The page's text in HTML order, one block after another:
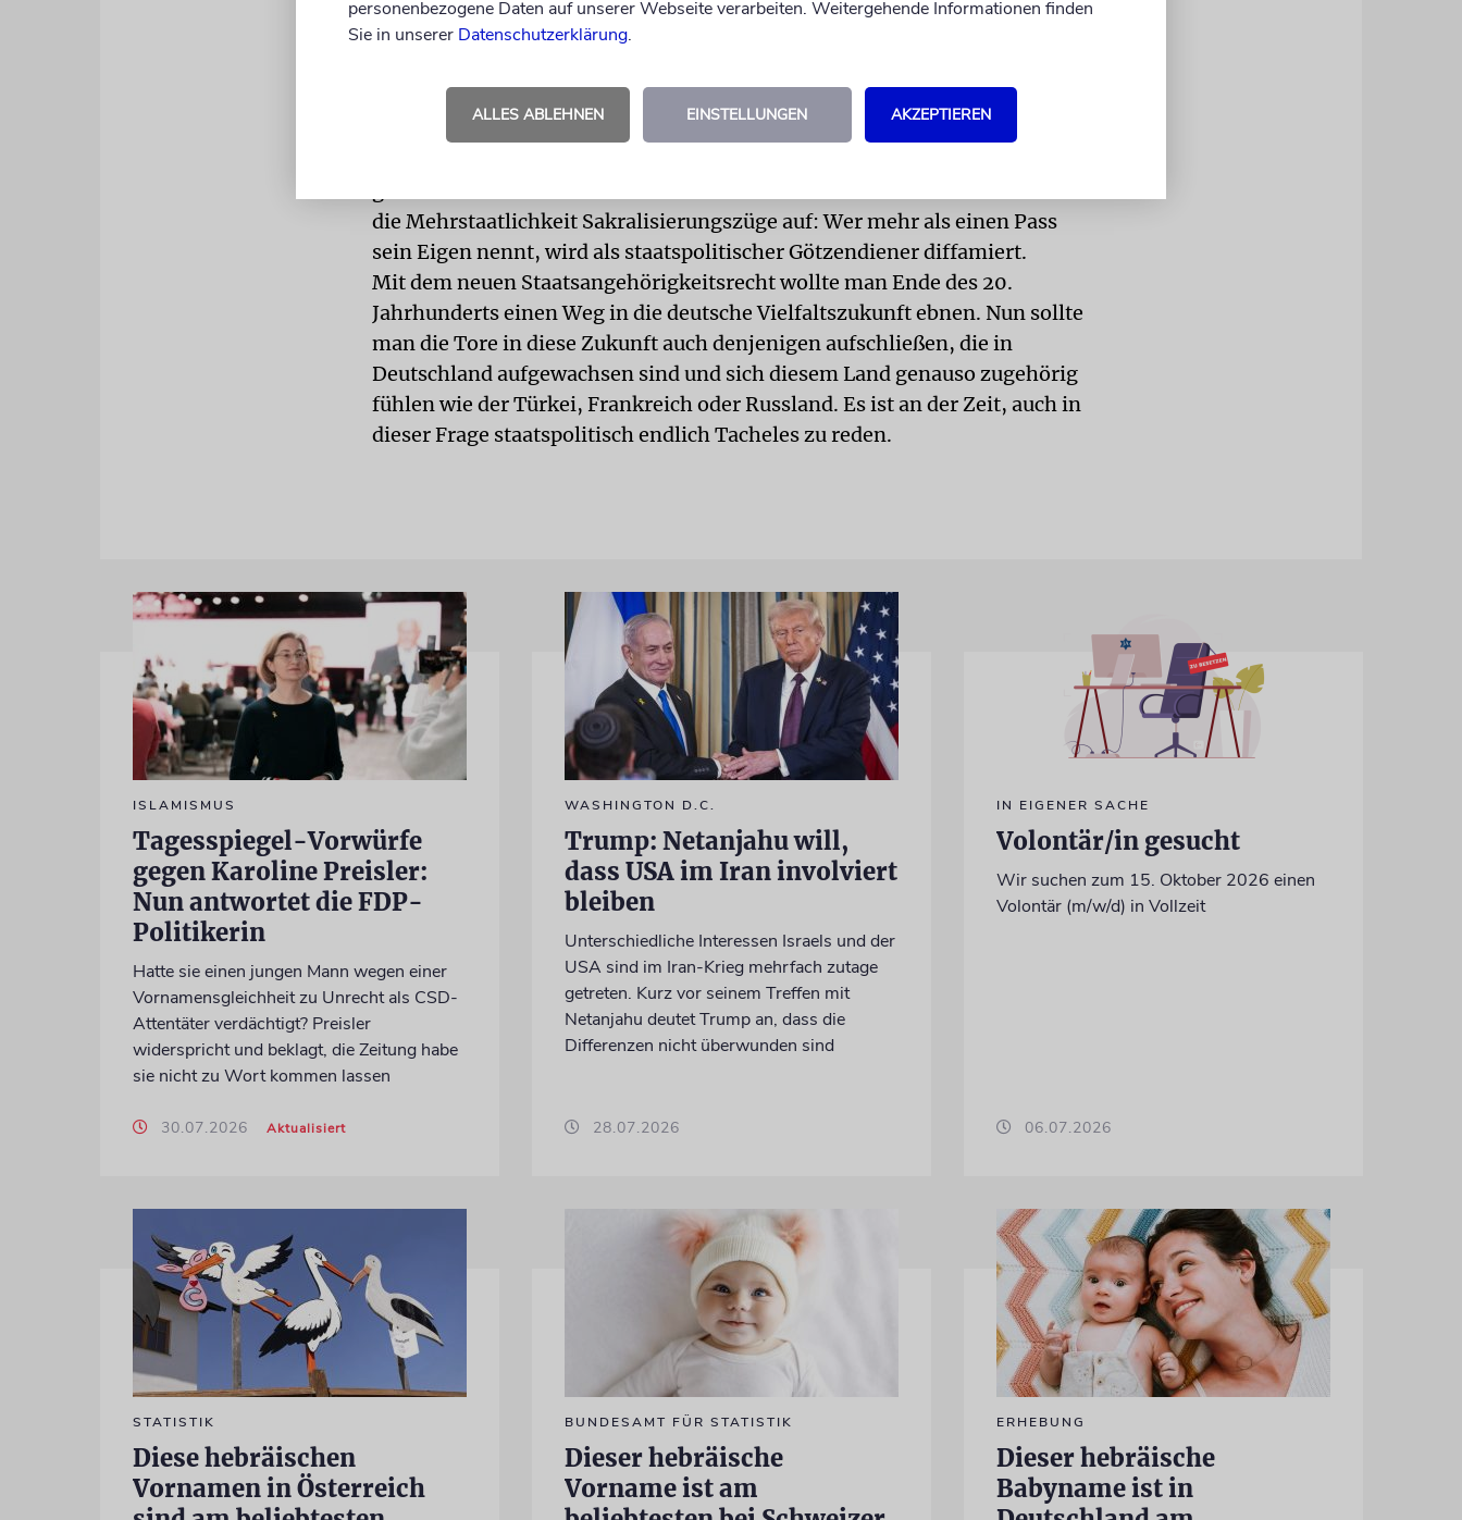
aufgewachsene Ausländerkinder könnten sich erst durch einen Willensakt
zu »echten« Deutschen »entpuppen«, offenbart ein fast mythisch
widerwillig vom Blutprinzip der Staatsangehörigkeit lösen mag.
die Mehrstaatlichkeit Sakralisierungszüge auf: Wer mehr als einen Pass
sein Eigen nennt, wird als staatspolitischer Götzendiener diffamiert.
Mit dem neuen Staatsangehörigkeitsrecht wollte man Ende des 20.
Jahrhunderts einen Weg in die deutsche Vielfaltszukunft ebnen. Nun sollte
man die Tore in diese Zukunft auch denjenigen aufschließen, die in
Deutschland aufgewachsen sind und sich diesem Land genauso zugehörig
fühlen wie der Türkei, Frankreich oder Russland. Es ist an der Zeit, auch in
dieser Frage staatspolitisch endlich Tacheles zu reden.
ISLAMISMUS
Tagesspiegel-Vorwürfe
gegen Karoline Preisler:
Nun antwortet die FDP-
Politikerin
Hatte sie einen jungen Mann wegen einer
Vornamensgleichheit zu Unrecht als CSD-
Attentäter verdächtigt? Preisler
widerspricht und beklagt, die Zeitung habe
sie nicht zu Wort kommen lassen
30.07.2026 Aktualisiert
WASHINGTON D.C.
Trump: Netanjahu will,
dass USA im Iran involviert
bleiben
Unterschiedliche Interessen Israels und der
USA sind im Iran-Krieg mehrfach zutage
getreten. Kurz vor seinem Treffen mit
Netanjahu deutet Trump an, dass die
Differenzen nicht überwunden sind
28.07.2026
IN EIGENER SACHE
Volontär/in gesucht
Wir suchen zum 15. Oktober 2026 einen
Volontär (m/w/d) in Vollzeit
06.07.2026
STATISTIK
Diese hebräischen
Vornamen in Österreich
BUNDESAMT FÜR STATISTIK
Dieser hebräische
Vorname ist am
ERHEBUNG
Dieser hebräische
Babyname ist in
personenbezogene Daten auf unserer Webseite verarbeiten. Weitergehende Informationen finden
Sie in unserer Datenschutzerklärung.
ALLES ABLEHNEN EINSTELLUNGEN AKZEPTIEREN